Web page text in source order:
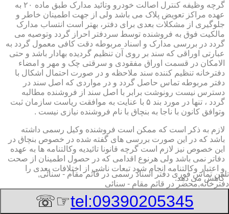
گرچه وظیفه کنترل اصالت خودرو وتائید مدارک طبق ماده ۲۰ به
عهده مراکز تعویض پلاک می باشد ولی از جهت اطمینان خاطر و
جلوگیری از مشکلات بعدی برای دفتر، بهتر است انتساب مدارک
مالکیت فوق به فروشنده توسط سردفتر احراز گردد وتوصیه می
گردد در بررسی مدارک و اسناد مربوطه دقت کافی معمول گردد به
عبارتی اوراقی که سند بر روی آن تنظیم گردیده بهادار باشد و حتی
الامکان در قسمت اوراق مفقودی و سرقتی چک و مهر و امضاء
دفترخانه تنظیم کننده سند ملاحظه و در صورت احتمال اشکال با
دفتر مربوطه تماس حاصل گردد و در مواردی که اصل سند در
دسترس نیست رونوشت برابر با اصل سند از فروشنده مطالبه
گردد ، تنها در مورد بند ۵ با عنایت به موافقت ریاست سازمان ثبت
وتوافق کانون با ناجا به بنچاق با نام فروشنده نیازی نیست .
لازم به ذکر است که ممکن است فروشنده وکیل رسمی داشته
باشد که در این صورت بررسی های گفته شده در خصوص بنچاق در
این خصوص نیز لازم است گرچه قانونا تائیدیه وکالتنامه ها به عهده
دفاتر نمی باشد ولی هرنوع اقدامی که در حصول اطمینان از صحت
و اعتبار وکالتنامه انجام شود تبعات ناشی از اختلافات بعدی را
کاهش می دهد.
تلفن تماس فوریدفتر اسناد رسمی در قائم مقام - سنائی,
دفترخانه,محضر در قائم مقام - سنائی
tel:09390205345
☞☏